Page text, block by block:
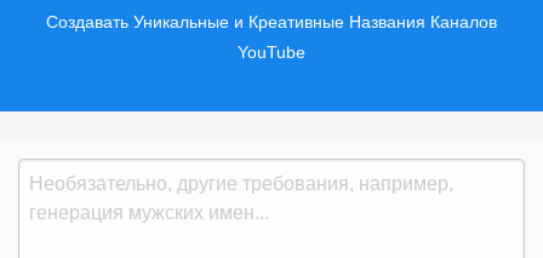
Создавать Уникальные и Креативные Названия Каналов
YouTube